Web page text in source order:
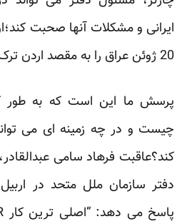
ایرانی و مشکلات آنها صحبت
20 ژوئن عراق را به مقصد اردن ترک کرده است.
چیست و در چه زمینه ای می
کند؟عاقبت فرهاد سامی
دفتر سازمان ملل متحد در